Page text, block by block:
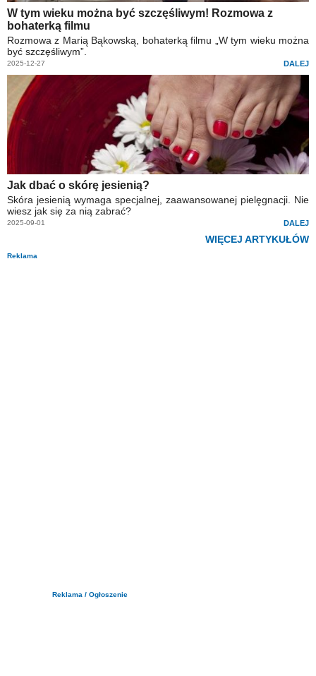
W tym wieku można być szczęśliwym! Rozmowa z
bohaterką filmu
Rozmowa z Marią Bąkowską, bohaterką filmu „W tym wieku można
być szczęśliwym”.
2025-12-27 DALEJ
Jak dbać o skórę jesienią?
Skóra jesienią wymaga specjalnej, zaawansowanej pielęgnacji. Nie
wiesz jak się za nią zabrać?
2025-09-01 DALEJ
WIĘCEJ ARTYKUŁÓW
Reklama
Reklama / Ogłoszenie